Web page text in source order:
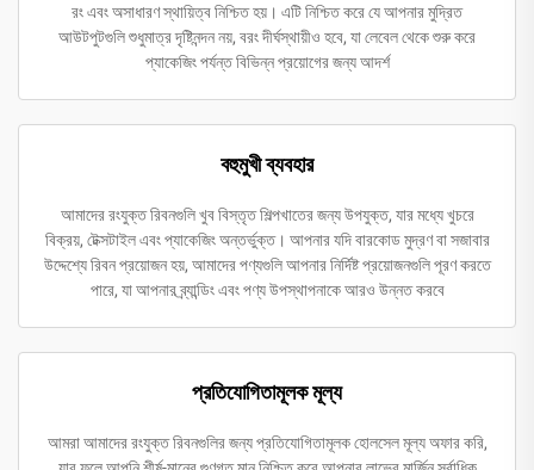
রং এবং অসাধারণ স্থায়িত্ব নিশ্চিত হয়। এটি নিশ্চিত করে যে আপনার মুদ্রিত
আউটপুটগুলি শুধুমাত্র দৃষ্টিনন্দন নয়, বরং দীর্ঘস্থায়ীও হবে, যা লেবেল থেকে শুরু করে
প্যাকেজিং পর্যন্ত বিভিন্ন প্রয়োগের জন্য আদর্শ
বহুমুখী ব্যবহার
আমাদের রংযুক্ত রিবনগুলি খুব বিস্তৃত শিল্পখাতের জন্য উপযুক্ত, যার মধ্যে খুচরে
বিক্রয়, টেক্সটাইল এবং প্যাকেজিং অন্তর্ভুক্ত। আপনার যদি বারকোড মুদ্রণ বা সজাবার
উদ্দেশ্যে রিবন প্রয়োজন হয়, আমাদের পণ্যগুলি আপনার নির্দিষ্ট প্রয়োজনগুলি পূরণ করতে
পারে, যা আপনার ব্র্যান্ডিং এবং পণ্য উপস্থাপনাকে আরও উন্নত করবে
প্রতিযোগিতামূলক মূল্য
আমরা আমাদের রংযুক্ত রিবনগুলির জন্য প্রতিযোগিতামূলক হোলসেল মূল্য অফার করি,